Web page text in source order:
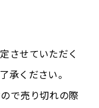
させていただく
承ください。
で売り切れの際